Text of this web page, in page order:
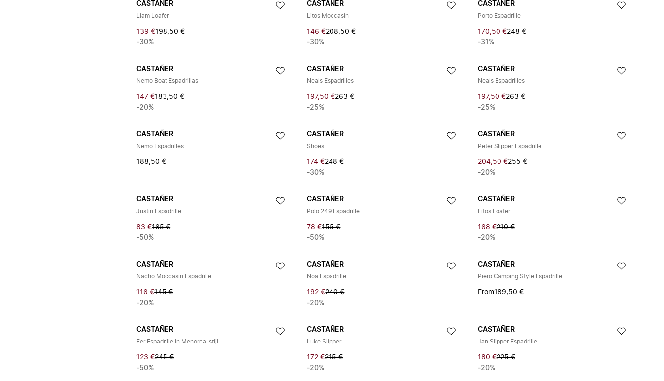
CASTAÑER
Liam Loafer
139 €198,50 €
-30%
CASTAÑER
Litos Moccasin
146 €208,50 €
-30%
CASTAÑER
Porto Espadrille
170,50 €248 €
-31%
CASTAÑER
Nemo Boat Espadrillas
147 €183,50 €
-20%
CASTAÑER
Neals Espadrilles
197,50 €263 €
-25%
CASTAÑER
Neals Espadrilles
197,50 €263 €
-25%
CASTAÑER
Nemo Espadrilles
188,50 €
CASTAÑER
Shoes
174 €248 €
-30%
CASTAÑER
Peter Slipper Espadrille
204,50 €255 €
-20%
CASTAÑER
Justin Espadrille
83 €165 €
-50%
CASTAÑER
Polo 249 Espadrille
78 €155 €
-50%
CASTAÑER
Litos Loafer
168 €210 €
-20%
CASTAÑER
Nacho Moccasin Espadrille
116 €145 €
-20%
CASTAÑER
Noa Espadrille
192 €240 €
-20%
CASTAÑER
Piero Camping Style Espadrille
From189,50 €
CASTAÑER
Fer Espadrille in Menorca-stijl
123 €245 €
-50%
CASTAÑER
Luke Slipper
172 €215 €
-20%
CASTAÑER
Jan Slipper Espadrille
180 €225 €
-20%